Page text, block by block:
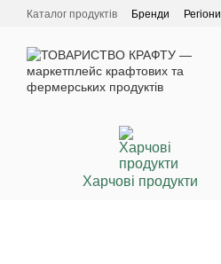
Перейти до основного контенту
Каталог продуктів Бренди Регіони
Харчові продукти